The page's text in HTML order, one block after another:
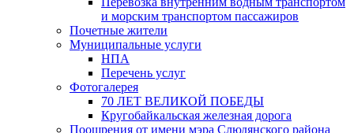
и морским транспортом пассажиров
Почетные жители
Муниципальные услуги
НПА
Перечень услуг
Фотогалерея
70 ЛЕТ ВЕЛИКОЙ ПОБЕДЫ
Кругобайкальская железная дорога
Поощрения от имени мэра Слюдянского района